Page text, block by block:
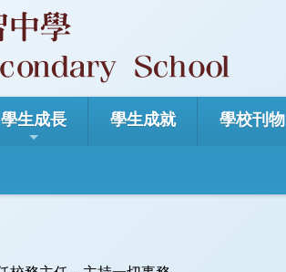
學生成長 學生成就 學校刊物